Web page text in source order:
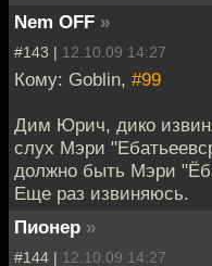
Nem OFF »
#143 | 12.10.09 14:27
Кому: Goblin, #99
Дим Юрич, дико
слух Мэри
должно быть Мэри
Еще раз извиняюсь.
Пионер »
#144 | 12.10.09 14:27